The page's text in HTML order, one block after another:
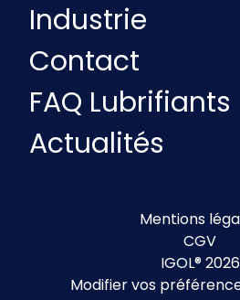
Industrie
Contact
FAQ Lubrifiants
Actualités
Mentions
CGV
IGOL® 2026
Modifier vos